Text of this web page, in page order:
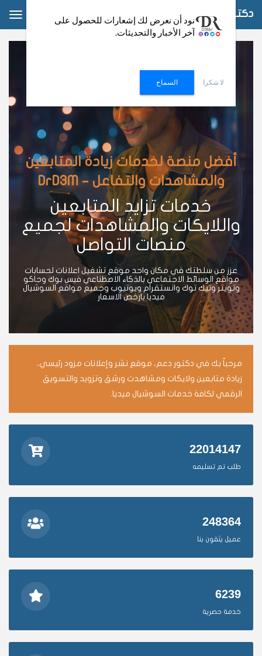
دكتور دعم
أفضل منصة لخدمات زيادة المتابعين
والمشاهدات والتفاعل – DrD3M
خدمات تزايد المتابعين
واللايكات والمشاهدات لجميع
منصات التواصل
عزز من سلطتك في مكان واحد موقع تشغيل اعلانات لحسابات
مواقع الوسائط الاجتماعي بالذكاء الاصطناعي فيس بوك وجاكو
وتويتر وتيك توك وانستقرام ويوتيوب وجميع مواقع السوشيال
ميديا بارخص الاسعار
مرحباً بك في دكتور دعم، موقع نشر وإعلانات مزود رئيسي،
زيادة متابعين ولايكات ومشاهدت ورشق وتزويد والتسويق
الرقمي لكافة خدمات السوشيال ميديا.
22014147
طلب تم تسليمه
248364
عميل يثقون بنا
6239
خدمة حصرية
نود أن نعرض لك إشعارات للحصول على
آخر الأخبار والتحديثات.
لا شكرا السماح